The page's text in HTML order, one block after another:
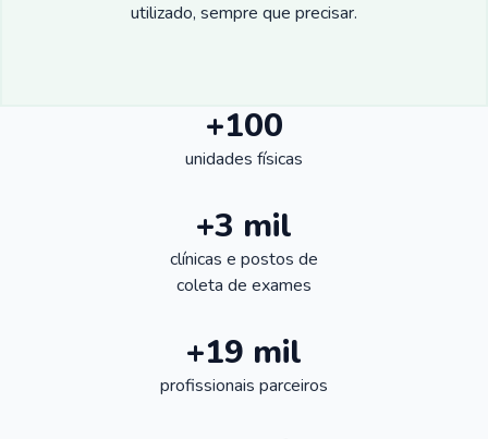
utilizado, sempre que precisar.
+100
unidades físicas
+3 mil
clínicas e postos de
coleta de exames
+19 mil
profissionais parceiros